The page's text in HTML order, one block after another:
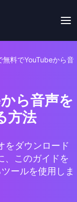
無料でYouTubeから音
ら音声を
方法
をダウンロード
、このガイドを
ールを使用しま